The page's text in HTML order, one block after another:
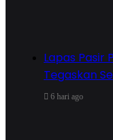
Lapas Pasir
Tegaskan
6 hari ago